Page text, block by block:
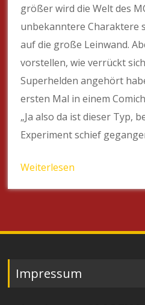
größer wird die Welt des
unbekanntere Charaktere
auf die große Leinwand.
vorstellen, wie verrückt
Superhelden angehört
ersten Mal in einem
„Ja also da ist dieser Typ,
Experiment schief
Weiterlesen
Impressum